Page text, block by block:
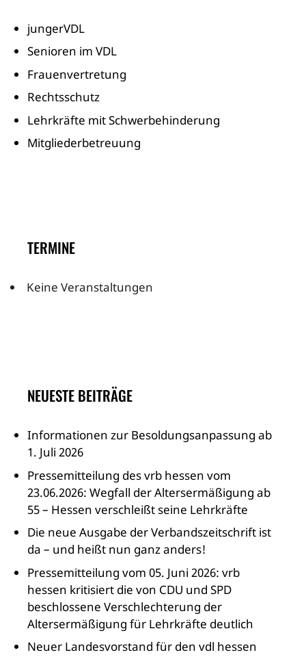
jungerVDL
Senioren im VDL
Frauenvertretung
Rechtsschutz
Lehrkräfte mit Schwerbehinderung
Mitgliederbetreuung
TERMINE
Keine Veranstaltungen
NEUESTE BEITRÄGE
Informationen zur Besoldungsanpassung ab
1. Juli 2026
Pressemitteilung des vrb hessen vom
23.06.2026: Wegfall der Altersermäßigung ab
55 – Hessen verschleißt seine Lehrkräfte
Die neue Ausgabe der Verbandszeitschrift ist
da – und heißt nun ganz anders!
Pressemitteilung vom 05. Juni 2026: vrb
hessen kritisiert die von CDU und SPD
beschlossene Verschlechterung der
Altersermäßigung für Lehrkräfte deutlich
Neuer Landesvorstand für den vdl hessen